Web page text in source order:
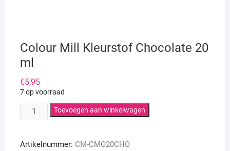
Colour Mill Kleurstof Chocolate 20
ml
€5,95
7 op voorraad
Colour
Mill
Chocolate
Toevoegen aan winkelwagen
Artikelnummer: CM-CMO20CHO